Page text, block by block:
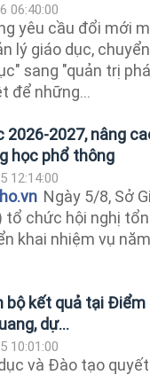
06:40:00
yêu cầu đổi mới
lý giáo dục,
sang "quản trị
để những...
2026-2027, nâng
học phổ thông
12:14:00
Ngày 5/8, Sở
tổ chức hội nghị
khai nhiệm vụ
bộ kết quả tại
dự...
10:01:00
và Đào tạo